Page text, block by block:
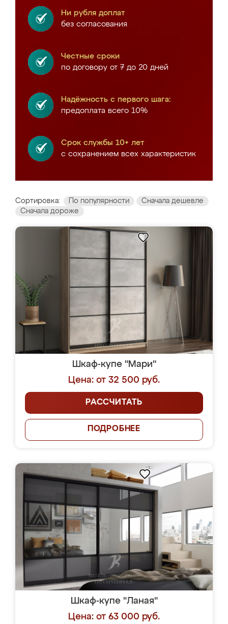
Ни рубля доплат
без согласования
Честные сроки
по договору от 7 до 20 дней
Надёжность с первого шага:
предоплата всего 10%
Срок службы 10+ лет
с сохранением всех характеристик
Сортировка: По популярности
Сначала дешевле
Сначала дороже
Шкаф-купе "Мари"
Цена: от 32 500 руб.
РАССЧИТАТЬ
ПОДРОБНЕЕ
Шкаф-купе "Ланая"
Цена: от 63 000 руб.